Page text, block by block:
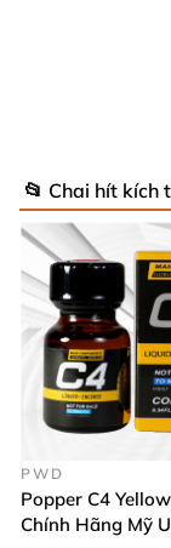
Thư
dụng.
Tăng
thăng
Hương
tạo
khác
📂 Chai hít kích
PWD
Popper C4
Chính Hãng Mỹ